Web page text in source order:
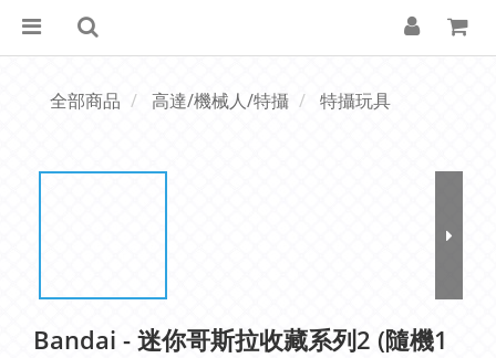
全部商品 高達/機械人/特攝 特攝玩具
Bandai - 迷你哥斯拉收藏系列2 (隨機1